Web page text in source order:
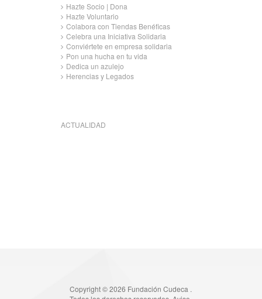
Hazte Socio | Dona
Hazte Voluntario
Colabora con Tiendas Benéficas
Celebra una Iniciativa Solidaria
Conviértete en empresa solidaria
Pon una hucha en tu vida
Dedica un azulejo
Herencias y Legados
ACTUALIDAD
Copyright © 2026 Fundación Cudeca .